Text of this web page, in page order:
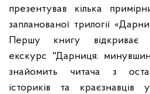
презентував кілька
запланованої трилогії
Першу книгу відкриває
екскурс "Дарниця:
знайомить читача з
істориків та краєзнавців